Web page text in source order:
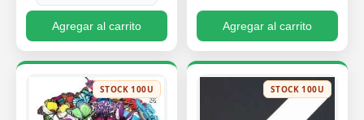
Agregar al carrito Agregar al carrito
STOCK 100U STOCK 100U